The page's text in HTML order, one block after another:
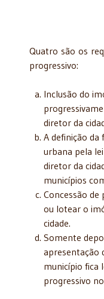
Quatro são os
progressivo:
Inclusão do
diretor da
A definição da
urbana pela
diretor da
municípios
Concessão
ou lotear o
cidade.
Somente
apresentação
município fica
progressivo